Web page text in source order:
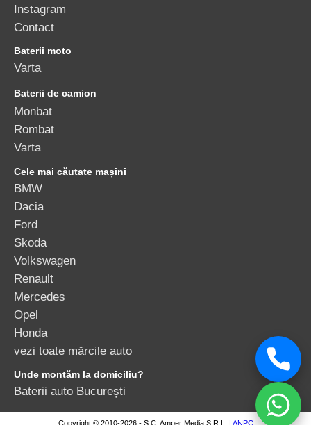
Instagram
Contact
Baterii moto
Varta
Baterii de camion
Monbat
Rombat
Varta
Cele mai căutate mașini
BMW
Dacia
Ford
Skoda
Volkswagen
Renault
Mercedes
Opel
Honda
vezi toate mărcile auto
Unde montăm la domiciliu?
Baterii auto București
Copyright © 2010-2026 - S.C. Amper Media S.R.L. | ANPC